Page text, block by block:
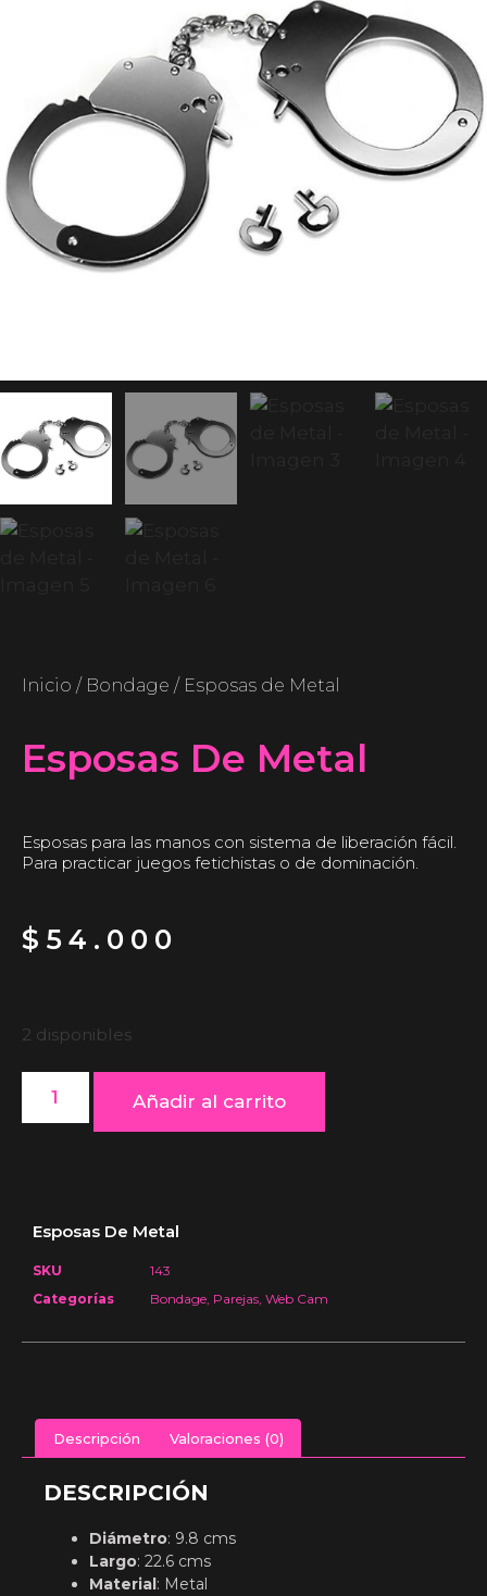
Inicio / Bondage / Esposas de Metal
Esposas De Metal
Esposas para las manos con sistema de liberación fácil.
Para practicar juegos fetichistas o de dominación.
$ 54.000
2 disponibles
Añadir al carrito
Esposas De Metal
SKU
143
Categorías
Bondage, Parejas, Web Cam
Descripción Valoraciones (0)
DESCRIPCIÓN
Diámetro: 9.8 cms
Largo: 22.6 cms
Material: Metal